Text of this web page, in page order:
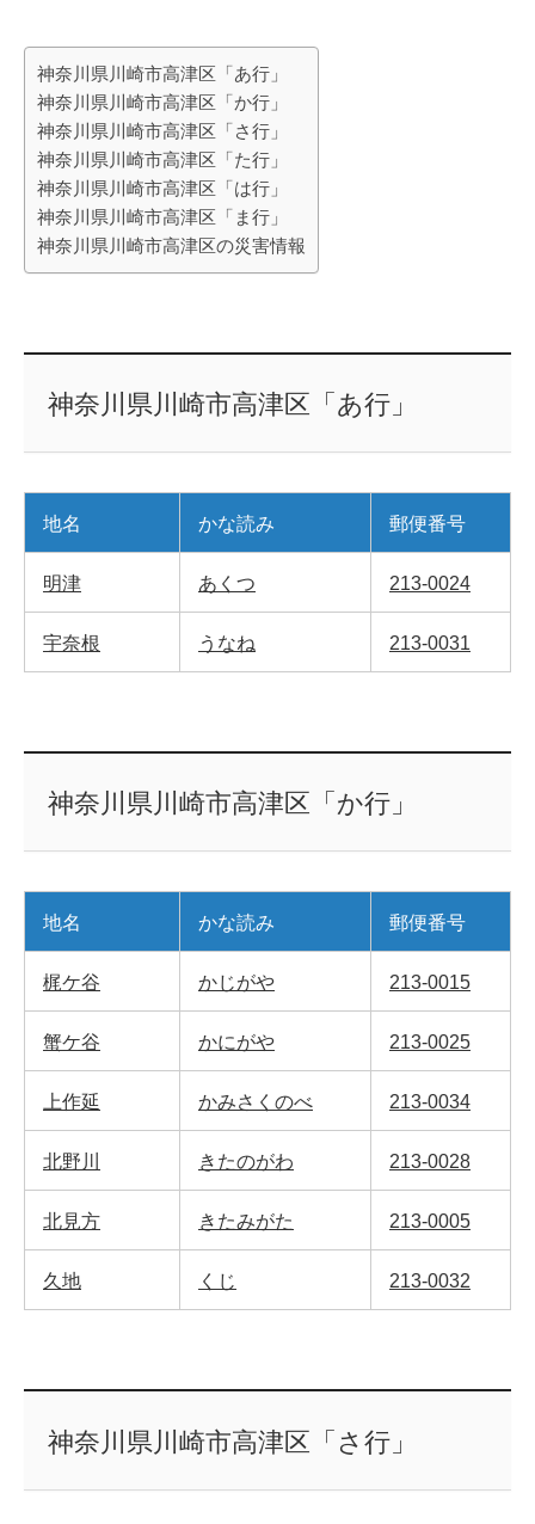
神奈川県川崎市高津区「あ行」
神奈川県川崎市高津区「か行」
神奈川県川崎市高津区「さ行」
神奈川県川崎市高津区「た行」
神奈川県川崎市高津区「は行」
神奈川県川崎市高津区「ま行」
神奈川県川崎市高津区の災害情報
神奈川県川崎市高津区「あ行」
地名 かな読み 郵便番号
明津 あくつ 213-0024
宇奈根 うなね 213-0031
神奈川県川崎市高津区「か行」
地名 かな読み 郵便番号
梶ケ谷 かじがや 213-0015
蟹ケ谷 かにがや 213-0025
上作延 かみさくのべ 213-0034
北野川 きたのがわ 213-0028
北見方 きたみがた 213-0005
久地 くじ 213-0032
神奈川県川崎市高津区「さ行」